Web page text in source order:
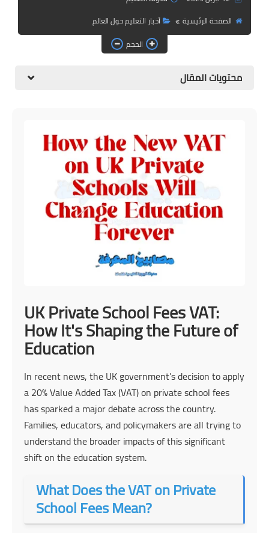
الدراسة بالمراسلة و التعليم
عن بعد
دليل المواطن الجزائري
الصفحة الرئيسية
أخبار التعليم حول العالم
الحجم
محتويات المقال
UK Private School Fees VAT:
How It's Shaping the Future of
Education
In recent news, the UK government’s decision to apply
a 20% Value Added Tax (VAT) on private school fees
has sparked a major debate across the country.
Families, educators, and policymakers are all trying to
understand the broader impacts of this significant
shift on the education system.
What Does the VAT on Private
School Fees Mean?